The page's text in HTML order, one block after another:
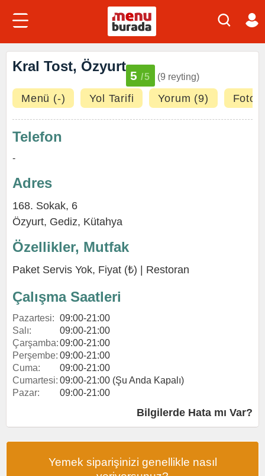
Kral Tost, Özyurt
5 /5 (9 reyting)
Menü (-) Yol Tarifi Yorum (9)
Telefon
-
Adres
168. Sokak, 6
Özyurt, Gediz, Kütahya
Özellikler, Mutfak
Paket Servis Yok, Fiyat (₺) | Restoran
Çalışma Saatleri
Pazartesi: 09:00-21:00
Salı:
09:00-21:00
Çarşamba:09:00-21:00
Perşembe: 09:00-21:00
Cuma:
09:00-21:00
Cumartesi: 09:00-21:00 (Şu Anda Kapalı)
Pazar:
09:00-21:00
Bilgilerde Hata mı Var?
Yemek siparişinizi genellikle nasıl